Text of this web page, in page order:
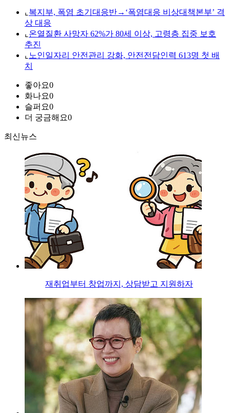
⌞ 복지부, 폭염 초기대응반→‘폭염대응 비상대책본부’ 격
상 대응
⌞ 온열질환 사망자 62%가 80세 이상, 고령층 집중 보호
추진
⌞ 노인일자리 안전관리 강화, 안전전담인력 613명 첫 배
치
좋아요0
화나요0
슬퍼요0
더 궁금해요0
최신뉴스
재취업부터 창업까지, 상담받고 지원하자